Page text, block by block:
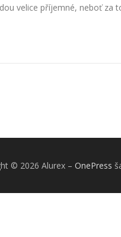
velice příjemné, neboť za
© 2026 Alurex – OnePress